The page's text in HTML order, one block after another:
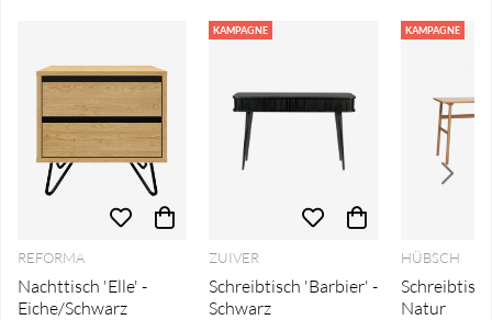
REFORMA
Nachttisch 'Elle' -
Eiche/Schwarz
KAMPAGNE
ZUIVER
Schreibtisch 'Barbier' -
Schwarz
KAMPAGNE
HÜBSCH
Natur